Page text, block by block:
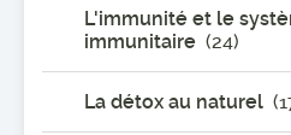
L'immunité et le
immunitaire (24)
La détox au naturel